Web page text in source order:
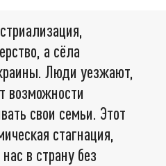
а сёла
Люди уезжают,
возможности
свои семьи. Этот
стагнация,
в страну без